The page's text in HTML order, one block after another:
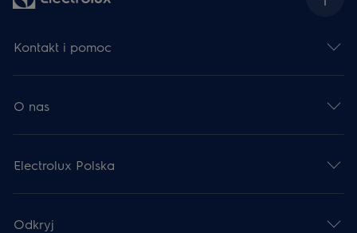
Kontakt i pomoc
O nas
Electrolux Polska
Odkryj